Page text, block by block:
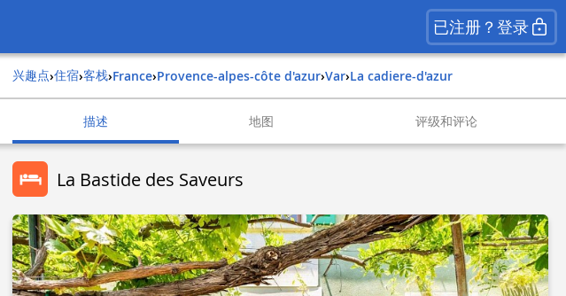
已注册？登录
兴趣点› 住宿› 客栈› france› provence-alpes-côte d'azur› var› la cadiere-d'azur
描述 地图 评级和评论
La Bastide des Saveurs